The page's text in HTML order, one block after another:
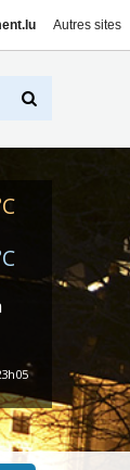
Autres sites